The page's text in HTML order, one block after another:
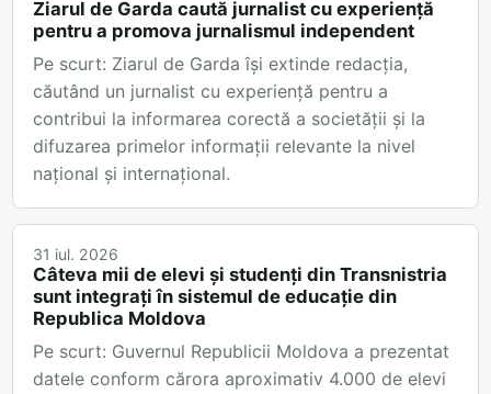
Ziarul de Garda caută jurnalist cu experiență
pentru a promova jurnalismul independent
Pe scurt: Ziarul de Garda își extinde redacția,
căutând un jurnalist cu experiență pentru a
contribui la informarea corectă a societății și la
difuzarea primelor informații relevante la nivel
național și internațional.
31 iul. 2026
Câteva mii de elevi și studenți din Transnistria
sunt integrați în sistemul de educație din
Republica Moldova
Pe scurt: Guvernul Republicii Moldova a prezentat
datele conform cărora aproximativ 4.000 de elevi